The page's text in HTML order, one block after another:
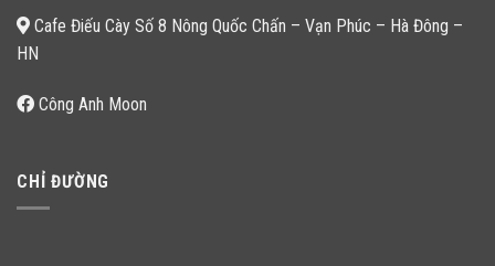
Cafe Điếu Cày Số 8 Nông Quốc Chấn – Vạn Phúc – Hà Đông –
HN
Công Anh Moon
CHỈ ĐƯỜNG